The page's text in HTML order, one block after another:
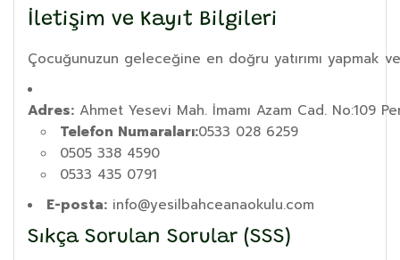
İletişim ve Kayıt Bilgileri
Çocuğunuzun geleceğine en doğru yatırımı yapmak
Adres: Ahmet Yesevi Mah. İmamı Azam Cad. No:109
Telefon Numaraları:0533 028 6259
0505 338 4590
0533 435 0791
E-posta: info@yesilbahceanaokulu.com
Sıkça Sorulan Sorular (SSS)